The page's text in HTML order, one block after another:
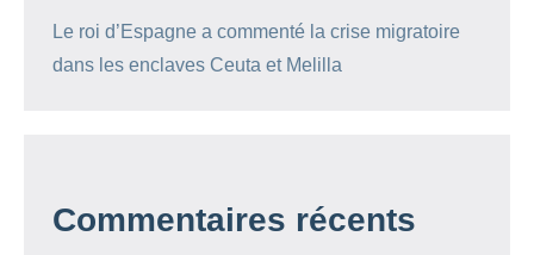
Le roi d’Espagne a commenté la crise migratoire
dans les enclaves Ceuta et Melilla
Commentaires récents